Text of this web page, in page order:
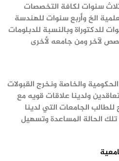
سنوات لكافة التخصصات
الخ وأربع سنوات للهندسة
للدكتوراة وبالنسبة للدبلومات
لآخر ومن جامعه لأخرى
والخاصة ونخرج القبولات
ولدينا علاقات قويه مع
الجامعات التي لدينا
الحالة المساعدة وتسهيل